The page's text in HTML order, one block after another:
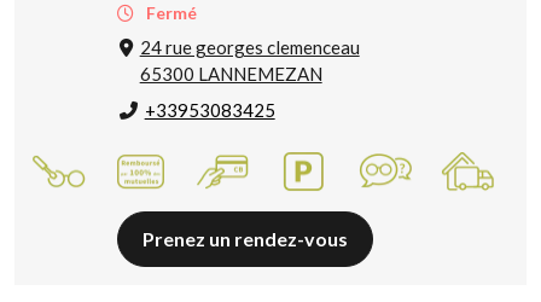
Fermé
24 rue georges clemenceau
65300 LANNEMEZAN
+33953083425
Prenez un rendez-vous